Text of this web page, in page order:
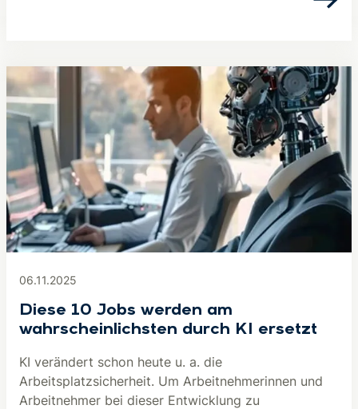
06.11.2025
Diese 10 Jobs werden am
wahrscheinlichsten durch KI ersetzt
KI verändert schon heute u. a. die
Arbeitsplatzsicherheit. Um Arbeitnehmerinnen und
Arbeitnehmer bei dieser Entwicklung zu